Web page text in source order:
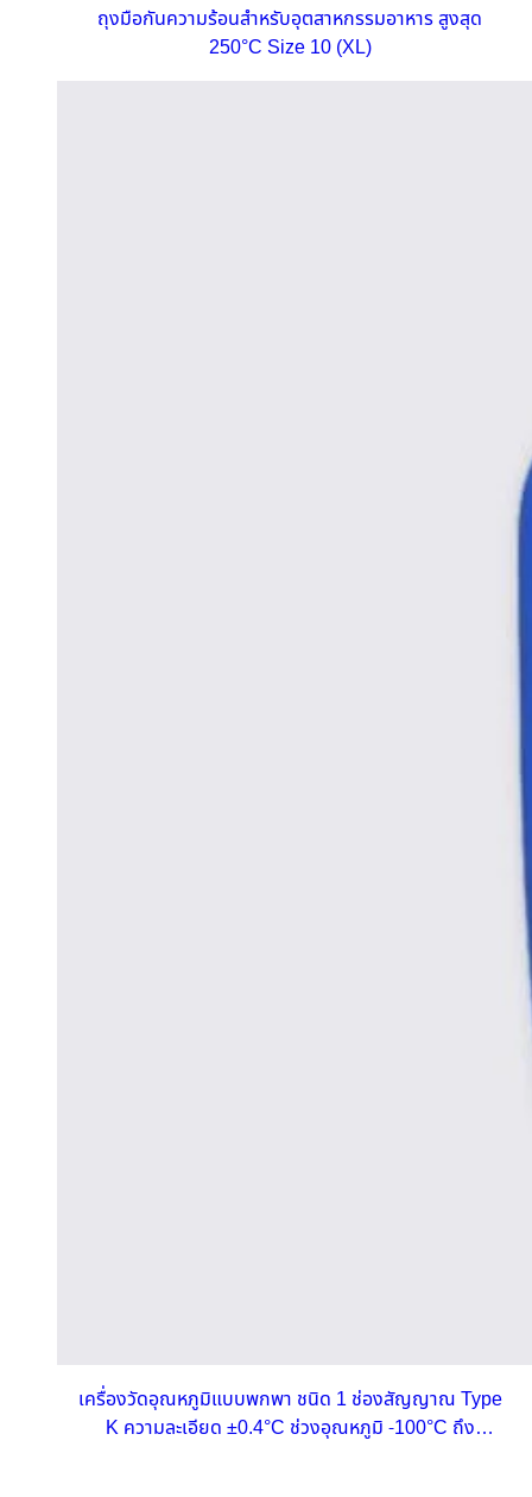
ถุงมือกันความร้อนสำหรับอุตสาหกรรมอาหาร สูงสุด
250°C Size 10 (XL)
เครื่องวัดอุณหภูมิแบบพกพา ชนิด 1 ช่องสัญญาณ Type
K ความละเอียด ±0.4°C ช่วงอุณหภูมิ -100°C ถึง